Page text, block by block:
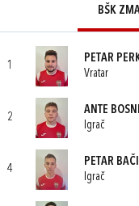
BŠK
1
PETAR
Vratar
2
ANTE
Igrač
4
PETAR
Igrač